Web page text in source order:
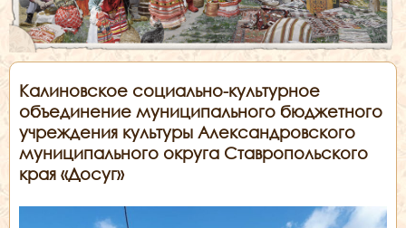
Калиновское социально-культурное
объединение муниципального бюджетного
учреждения культуры Александровского
муниципального округа Ставропольского
края «Досуг»